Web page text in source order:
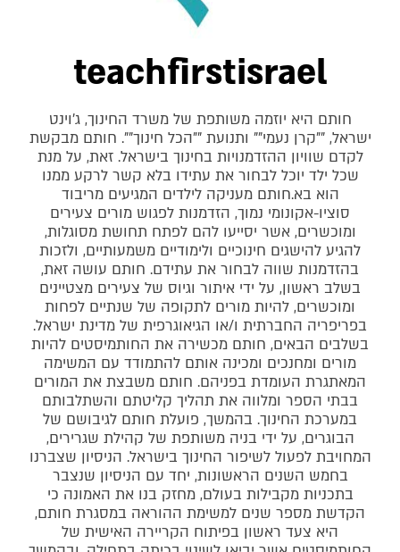
teachfirstisrael
חותם היא יוזמה משותפת של משרד החינוך, ג'וינט
ישראל, ""קרן נעמי"" ותנועת ""הכל חינוך"". חותם מבקשת
לקדם שוויון ההזדמנויות בחינוך בישראל. זאת, על מנת
שכל ילד יוכל לבחור את עתידו בלא קשר לרקע ממנו
הוא בא.חותם מעניקה לילדים המגיעים מריבוד
סוציו-אקונומי נמוך, הזדמנות לפגוש מורים צעירים
ומוכשרים, אשר יסייעו להם לפתח תחושת מסוגלות,
להגיע להישגים חינוכיים ולימודיים משמעותיים, ולזכות
בהזדמנות שווה לבחור את עתידם. חותם עושה זאת,
בשלב ראשון, על ידי איתור וגיוס של צעירים מצטיינים
ומוכשרים, להיות מורים לתקופה של שנתיים לפחות
בפריפריה החברתית ו/או הגיאוגרפית של מדינת ישראל.
בשלבים הבאים, חותם מכשירה את החותמיסטים להיות
מורים ומחנכים ומכינה אותם להתמודד עם המשימה
המאתגרת העומדת בפניהם. חותם משבצת את המורים
בבתי הספר ומלווה את תהליך קליטתם והשתלבותם
במערכת החינוך. בהמשך, פועלת חותם לגיבושם של
הבוגרים, על ידי בניה משותפת של קהילת שגרירים,
המחויבת לפעול לשיפור החינוך בישראל. הניסיון שצברנו
בחמש השנים הראשונות, יחד עם הניסיון שנצבר
בתכניות מקבילות בעולם, מחזק בנו את האמונה כי
הקדשת מספר שנים למשימת ההוראה במסגרת חותם,
היא צעד ראשון בפיתוח הקריירה האישית של